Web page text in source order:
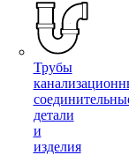
Трубы
детали
и
изделия